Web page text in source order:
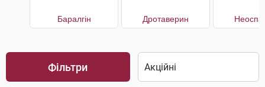
Баралгін Дротаверин
Фільтри